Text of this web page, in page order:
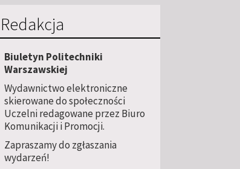
Redakcja
Biuletyn Politechniki
Warszawskiej
Wydawnictwo elektroniczne
skierowane do społeczności
Uczelni redagowane przez Biuro
Komunikacji i Promocji.
Zapraszamy do zgłaszania
wydarzeń!